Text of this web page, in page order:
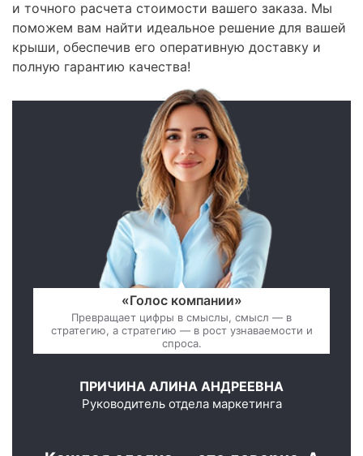
и точного расчета стоимости вашего заказа. Мы
поможем вам найти идеальное решение для вашей
крыши, обеспечив его оперативную доставку и
полную гарантию качества!
«Голос компании»
Превращает цифры в смыслы, смысл — в
стратегию, а стратегию — в рост узнаваемости и
спроса.
ПРИЧИНА АЛИНА АНДРЕЕВНА
Руководитель отдела маркетинга